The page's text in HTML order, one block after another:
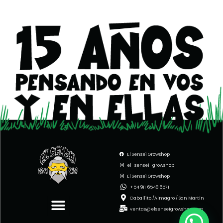
El Sensei Growshop
el_sensei_growshop
El Sensei Growshop
+54 911 6548 6571
Caballito /Almagro / San Martín
ventas@elsenseigrowshop.com